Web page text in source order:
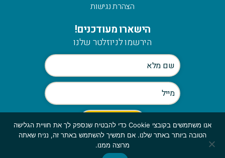
הצהרת נגישות
הישארו מעודכנים!
הירשמו לניוזלטר שלנו
Scroll
אנו משתמשים בקובצי Cookie כדי להבטיח שנספק לך את חוויית הגלישה
הטובה ביותר באתר שלנו. אם תמשיך להשתמש באתר זה, נניח שאתה
מרוצה ממנו.